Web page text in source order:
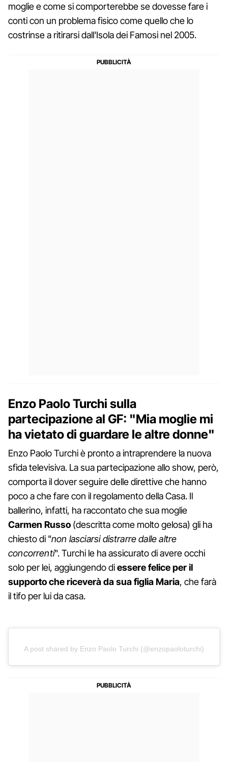
moglie e come si comporterebbe se dovesse fare i
conti con un problema fisico come quello che lo
costrinse a ritirarsi dall'Isola dei Famosi nel 2005.
Enzo Paolo Turchi sulla
partecipazione al GF: "Mia moglie mi
ha vietato di guardare le altre donne"
Enzo Paolo Turchi è pronto a intraprendere la nuova
sfida televisiva. La sua partecipazione allo show, però,
comporta il dover seguire delle direttive che hanno
poco a che fare con il regolamento della Casa. Il
ballerino, infatti, ha raccontato che sua moglie
Carmen Russo (descritta come molto gelosa) gli ha
chiesto di "non lasciarsi distrarre dalle altre
concorrenti". Turchi le ha assicurato di avere occhi
solo per lei, aggiungendo diessere felice per il
supporto che riceverà da sua figlia Maria, che farà
il tifo per lui da casa.
A post shared by Enzo Paolo Turchi (@enzopaoloturchi)